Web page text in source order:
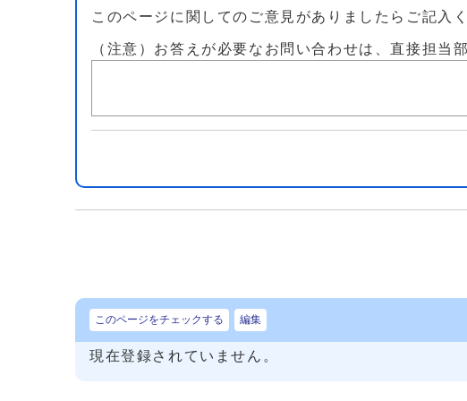
このページに関してのご意見がありましたらご記入く
（注意）お答えが必要なお問い合わせは、直接担
このページをチェックする 編集
現在登録されていません。